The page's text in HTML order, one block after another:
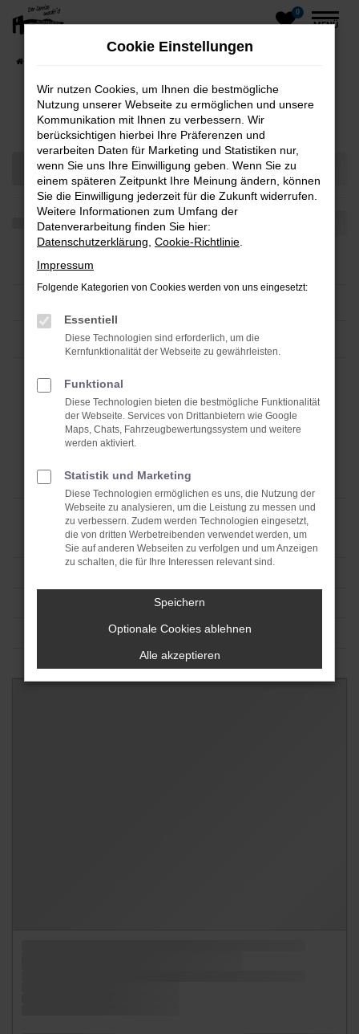
Zum
Hauptinhalt
springen
0
MENÜ
Fahrzeug-Showroom
Cookie Einstellungen
Wir nutzen Cookies, um Ihnen die bestmögliche
Nutzung unserer Webseite zu ermöglichen und unsere
Kommunikation mit Ihnen zu verbessern. Wir
berücksichtigen hierbei Ihre Präferenzen und
verarbeiten Daten für Marketing und Statistiken nur,
wenn Sie uns Ihre Einwilligung geben. Wenn Sie zu
einem späteren Zeitpunkt Ihre Meinung ändern, können
Sie die Einwilligung jederzeit für die Zukunft widerrufen.
Weitere Informationen zum Umfang der
Datenverarbeitung finden Sie hier:
Datenschutzerklärung Cookie-Richtlinie
Impressum
Folgende Kategorien von Cookies werden von uns eingesetzt:
Essentiell
Diese Technologien sind erforderlich, um die
Kernfunktionalität der Webseite zu gewährleisten.
Funktional
Diese Technologien bieten die bestmögliche Funktionalität
der Webseite. Services von Drittanbietern wie Google
Maps, Chats, Fahrzeugbewertungssystem und weitere
werden aktiviert.
Statistik und Marketing
Diese Technologien ermöglichen es uns, die Nutzung der
Webseite zu analysieren, um die Leistung zu messen und
zu verbessern. Zudem werden Technologien eingesetzt,
die von dritten Werbetreibenden verwendet werden, um
Sie auf anderen Webseiten zu verfolgen und um Anzeigen
zu schalten, die für Ihre Interessen relevant sind.
Speichern
Optionale Cookies ablehnen
Alle akzeptieren